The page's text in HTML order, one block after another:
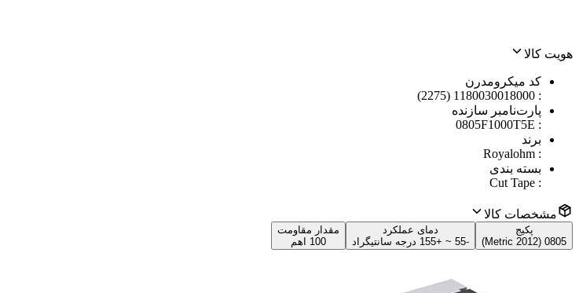
هویت کالا
کد میکرومدرن
:
1180030018000 (2275)
پارت‌نامبر سازنده
:
0805F1000T5E
برند
:
Royalohm
بسته بندی
:
Cut Tape
مشخصات کالا
پکیج
0805 (2012 Metric)
دمای عملکرد
-55 ~ +155 درجه سانتیگراد
مقدار مقاومت
100 اهم